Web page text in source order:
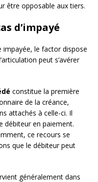
être opposable aux tiers.
d’impayé
impayée, le factor dispose
peut s’avérer
constitue la première
de la créance,
attachés à celle-ci. Il
débiteur en paiement.
ce recours se
que le débiteur peut
généralement dans